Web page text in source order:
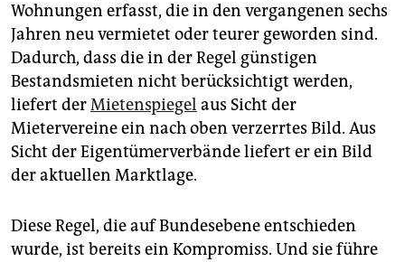
Wohnungen erfasst, die in den vergangenen sechs
Jahren neu vermietet oder teurer geworden sind.
Dadurch, dass die in der Regel günstigen
Bestandsmieten nicht berücksichtigt werden,
liefert derMietenspiegel aus Sicht der
Mietervereine ein nach oben verzerrtes Bild. Aus
Sicht der Eigentümerverbände liefert er ein Bild
der aktuellen Marktlage.
Diese Regel, die auf Bundesebene entschieden
wurde, ist bereits ein Kompromiss. Und sie führe